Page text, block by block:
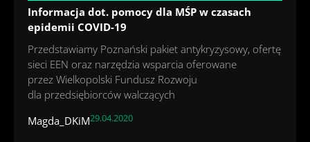
Informacja dot. pomocy dla MŚP w czasach
epidemii COVID-19
Przedstawiamy Poznański pakiet antykryzysowy, ofertę
sieci EEN oraz narzędzia wsparcia oferowane
przez Wielkopolski Fundusz Rozwoju
dla przedsiębiorców walczących
Magda_DKiM29.04.2020